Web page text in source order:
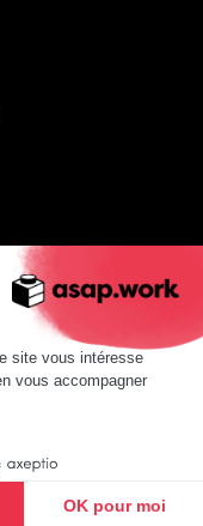
site vous intéresse
vous accompagner
OK pour moi